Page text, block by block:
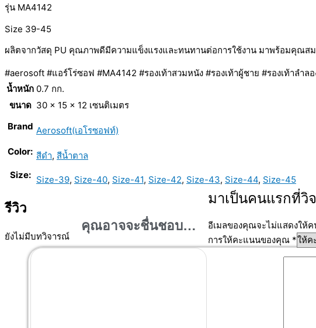
รุ่น MA4142
Size 39-45
ผลิตจากวัสดุ PU คุณภาพดีมีความแข็งแรงและทนทานต่อการใช้งาน มาพร้อมคุณส
#aerosoft #แอร์โร่ซอฟ #MA4142 #รองเท้าสวมหนัง #รองเท้าผู้ชาย #รองเท้าลำล
น้ำหนัก 0.7 กก.
ขนาด 30 × 15 × 12 เซนติเมตร
Brand Aerosoft(เอโรซอฟท์)
Color: สีดำ, สีน้ำตาล
Size: Size-39, Size-40, Size-41, Size-42, Size-43, Size-44, Size-45
รีวิว
ยังไม่มีบทวิจารณ์
มาเป็นคนแรกที่วิ
อีเมลของคุณจะไม่แสดงให้
การให้คะแนนของคุณ *
คุณอาจจะชื่นชอบ…